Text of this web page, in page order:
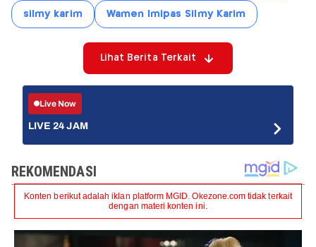
silmy karim Wamen Imipas Silmy Karim
Lihat Berita Terkait
Live Now
LIVE 24 JAM